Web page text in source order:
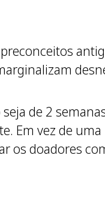
de 2
Em vez de
os doadores